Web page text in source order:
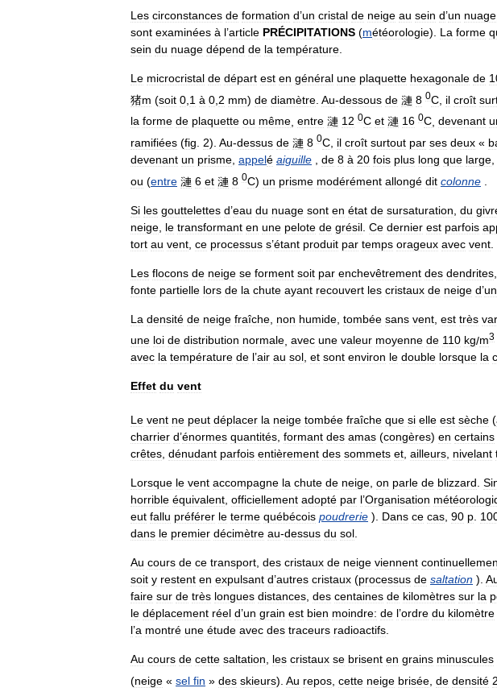
Les circonstances de formation d’un cristal de neige au sein d’un nuage
sont examinées à l’article PRÉCIPITATIONS (météorologie). La forme
sein du nuage dépend de la température
Le microcristal de départ est en général une plaquette hexagonale de
猪m (soit 0 1 à 0 2 mm) de diamètre Au-dessous de 漣 8 0C il croît
la forme de plaquette ou même entre 漣 12 0C et 漣 16 0C devenant
ramifiées (fig 2). Au-dessus de 漣 8 0C il croît surtout par ses deux «
devenant un prisme appelé aiguille de 8 à 20 fois plus long que large
ou (entre 漣 6 et 漣 8 0C) un prisme modérément allongé dit colonne
Si les gouttelettes d’eau du nuage sont en état de sursaturation du
neige le transformant en une pelote de grésil Ce dernier est parfois
tort au vent ce processus s’étant produit par temps orageux avec vent
Les flocons de neige se forment soit par enchevêtrement des dendrites
fonte partielle lors de la chute ayant recouvert les cristaux de neige d’un
La densité de neige fraîche non humide tombée sans vent est très
une loi de distribution normale avec une valeur moyenne de 110 kg/m3
avec la température de l’air au sol, et sont environ le double lorsque la
Effet du vent
Le vent ne peut déplacer la neige tombée fraîche que si elle est sèche (
charrier d’énormes quantités formant des amas (congères) en certains
crêtes dénudant parfois entièrement des sommets et ailleurs nivelant
Lorsque le vent accompagne la chute de neige on parle de blizzard
horrible équivalent officiellement adopté par l’Organisation
eut fallu préférer le terme québécois poudrerie ). Dans ce cas 90 p
dans le premier décimètre au-dessus du sol
Au cours de ce transport des cristaux de neige viennent
soit y restent en expulsant d’autres cristaux (processus de saltation ).
faire sur de très longues distances des centaines de kilomètres sur la
le déplacement réel d’un grain est bien moindre: de l’ordre du kilomètre
l’a montré une étude avec des traceurs radioactifs
Au cours de cette saltation les cristaux se brisent en grains minuscules
(neige « sel fin » des skieurs). Au repos cette neige brisée de densité